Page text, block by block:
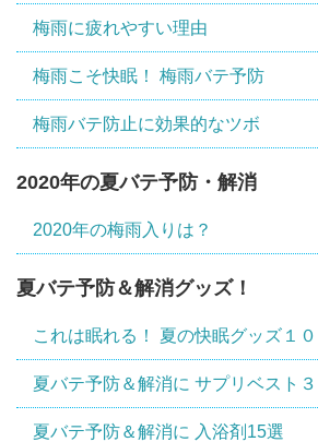
梅雨に疲れやすい理由
梅雨こそ快眠！ 梅雨バテ予防
梅雨バテ防止に効果的なツボ
2020年の夏バテ予防・解消
2020年の梅雨入りは？
夏バテ予防＆解消グッズ！
これは眠れる！ 夏の快眠グッズ１０
夏バテ予防＆解消に サプリベスト３
夏バテ予防＆解消に 入浴剤15選